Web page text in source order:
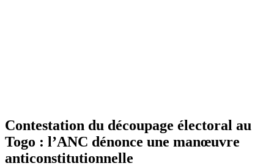
Contestation du découpage électoral au
Togo : l’ANC dénonce une manœuvre
anticonstitutionnelle